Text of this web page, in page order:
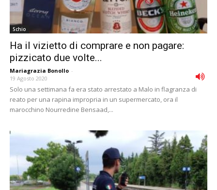
Schio
Ha il vizietto di comprare e non pagare:
pizzicato due volte...
Mariagrazia Bonollo -
19 Agosto 2020
Solo una settimana fa era stato arrestato a Malo in flagranza di
reato per una rapina impropria in un supermercato, ora il
marocchino Nourredine Bensaad,...